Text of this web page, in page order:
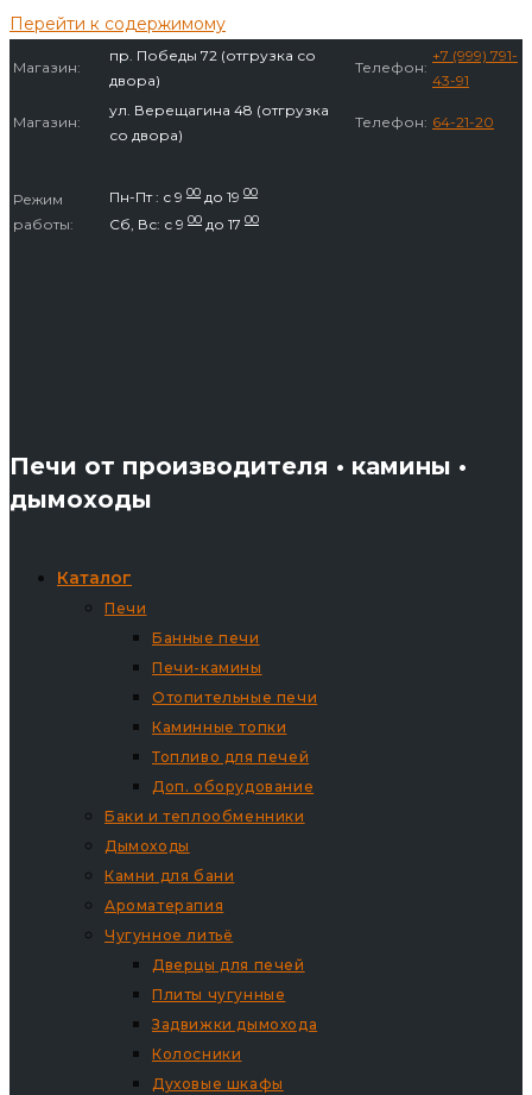
Перейти к содержимому
Магазин:
пр. Победы 72 (отгрузка со
двора)
Телефон:
+7 (999) 791-
43-91
Магазин:
ул. Верещагина 48 (отгрузка
со двора)
Телефон: 64-21-20
Режим
работы:
Пн-Пт : с 9 00 до 19 00
Сб, Вс: с 9 00 до 17 00
Печи от производителя • камины •
дымоходы
Каталог
Печи
Банные печи
Печи-камины
Отопительные печи
Каминные топки
Топливо для печей
Доп. оборудование
Баки и теплообменники
Дымоходы
Камни для бани
Ароматерапия
Чугунное литьё
Дверцы для печей
Плиты чугунные
Задвижки дымохода
Колосники
Духовые шкафы